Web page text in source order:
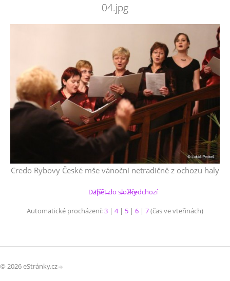
04.jpg
Credo Rybovy České mše vánoční netradičně z ochozu haly
← Předchozí
Další →
Zpět do složky
Automatické procházení:3 | 4| 5 | 6 | 7(čas ve vteřinách)
© 2026 eStránky.cz